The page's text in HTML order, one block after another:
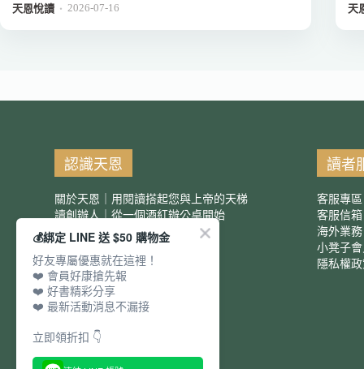
天恩悅讀 ． 2026-07-16 天
認識天恩
關於天恩｜用閱讀搭起您與上帝的天梯
讀創辦人｜從一個酒紅辦公桌開始
服務項目｜團購優惠
讀者
客服專
客服信
海外業
小凳子
隱私權
💰綁定 LINE 送 $50 購物金
好友專屬優惠就在這裡！
❤️ 會員好康搶先報
❤️ 好書精彩分享
❤️ 最新活動消息不漏接
立即領折扣 👇